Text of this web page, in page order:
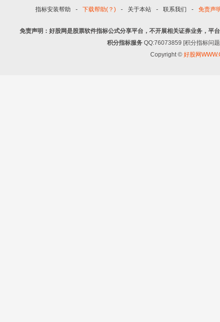
指标安装帮助 - 下载帮助(？) - 关于本站 - 联系我们 - 免责声
免责声明：好股网是股票软件指标公式分享平台，不开展相关证券业务，平
积分指标服务 QQ:76073859 [积分指标问
Copyright © 好股网